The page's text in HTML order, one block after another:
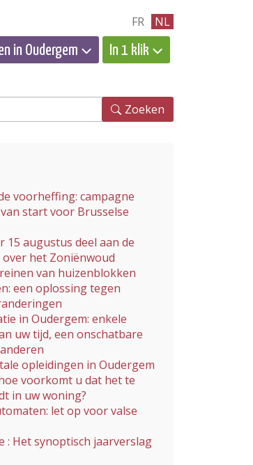
FR NL
in Oudergem In 1 klik
Zoeken
voorheffing: campagne
start voor Brusselse
15 augustus deel aan de
het Zoniënwoud
van huizenblokken
een oplossing tegen
in Oudergem: enkele
uw tijd, een onschatbare
opleidingen in Oudergem
voorkomt u dat het te
in uw woning?
let op voor valse
: Het synoptisch jaarverslag